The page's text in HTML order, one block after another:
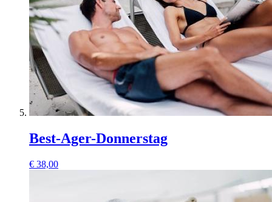
Best-Ager-Donnerstag
€ 38,00